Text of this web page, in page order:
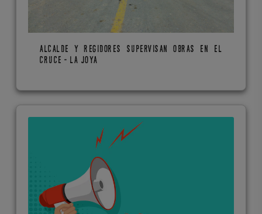
ALCALDE Y REGIDORES SUPERVISAN OBRAS EN EL
CRUCE - LA JOYA